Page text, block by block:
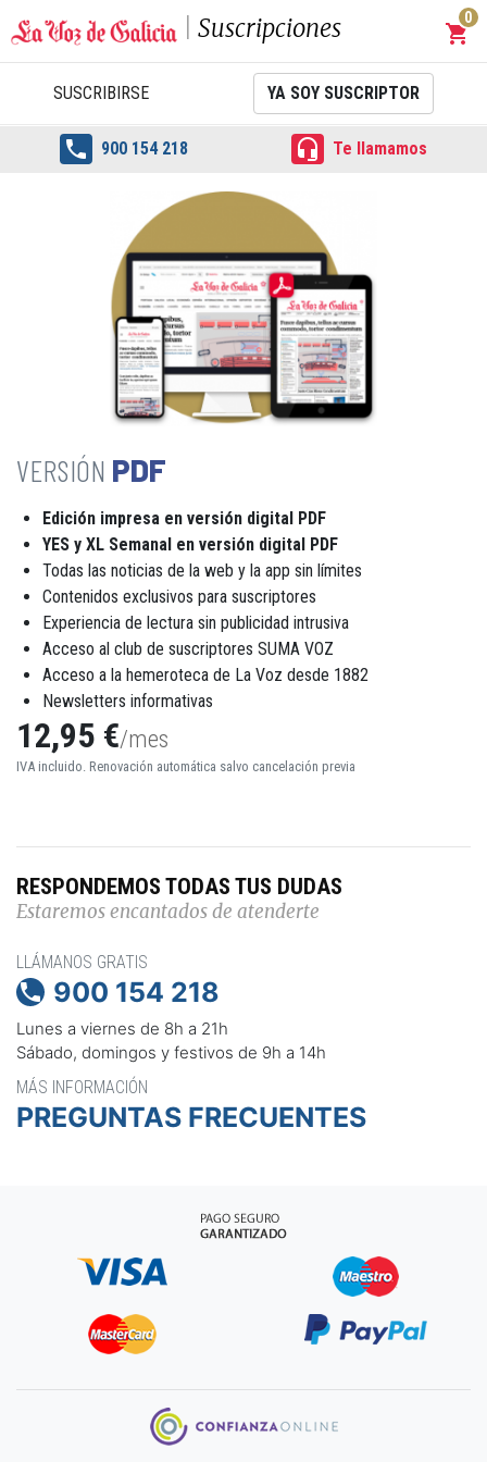
Suscripciones shopping_cart
0
SUSCRIBIRSE YA SOY SUSCRIPTOR
 900 154 218  Te llamamos
PDF
Edición impresa en versión digital PDF
YES y XL Semanal en versión digital PDF
Todas las noticias de la web y la app sin límites
Contenidos exclusivos para suscriptores
Experiencia de lectura sin publicidad intrusiva
Acceso al club de suscriptores SUMA VOZ
Acceso a la hemeroteca de La Voz desde 1882
Newsletters informativas
12,95 €/mes
IVA incluido. Renovación automática salvo cancelación previa
RESPONDEMOS TODAS TUS DUDAS
Estaremos encantados de atenderte
LLÁMANOS GRATIS
 900 154 218
Lunes a viernes de 8h a 21h
Sábado, domingos y festivos de 9h a 14h
MÁS INFORMACIÓN
PREGUNTAS FRECUENTES